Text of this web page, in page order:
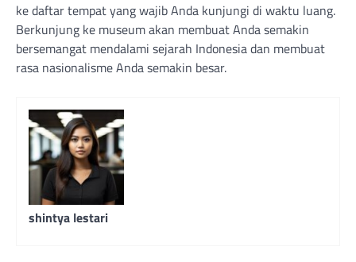
ke daftar tempat yang wajib Anda kunjungi di waktu luang.
Berkunjung ke museum akan membuat Anda semakin
bersemangat mendalami sejarah Indonesia dan membuat
rasa nasionalisme Anda semakin besar.
shintya lestari